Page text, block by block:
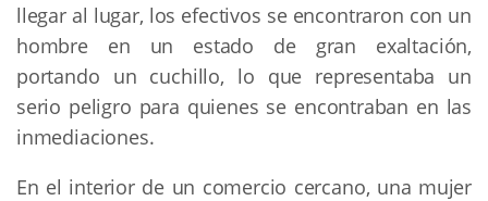
llegar al lugar, los efectivos se encontraron con un
hombre en un estado de gran exaltación,
portando un cuchillo, lo que representaba un
serio peligro para quienes se encontraban en las
inmediaciones.
En el interior de un comercio cercano, una mujer